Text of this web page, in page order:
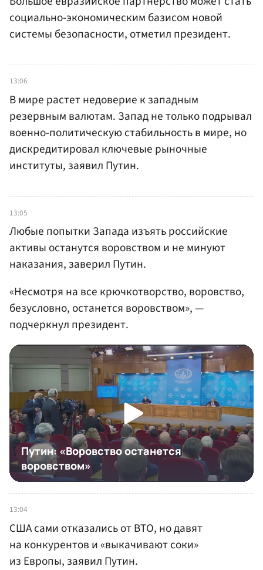
социально-экономическим базисом новой
системы безопасности, отметил президент.
13:06
В мире растет недоверие к западным
резервным валютам. Запад не только подрывал
военно-политическую стабильность в мире, но
дискредитировал ключевые рыночные
институты, заявил Путин.
13:05
Любые попытки Запада изъять российские
активы останутся воровством и не минуют
наказания, заверил Путин.
«Несмотря на все крючкотворство, воровство,
безусловно, останется воровством», —
подчеркнул президент.
13:04
США сами отказались от ВТО, но давят
на конкурентов и «выкачивают соки»
из Европы, заявил Путин.